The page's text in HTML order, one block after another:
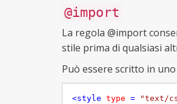
@import
La regola @import
stile prima di qualsiasi
Può essere scritto in
<style type = "text/